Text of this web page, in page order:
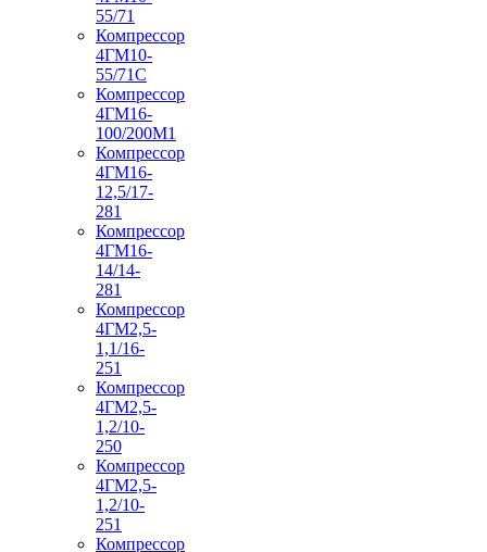
55/71
Компрессор
4ГМ10-
55/71С
Компрессор
4ГМ16-
100/200М1
Компрессор
4ГМ16-
12,5/17-
281
Компрессор
4ГМ16-
14/14-
281
Компрессор
4ГМ2,5-
1,1/16-
251
Компрессор
4ГМ2,5-
1,2/10-
250
Компрессор
4ГМ2,5-
1,2/10-
251
Компрессор